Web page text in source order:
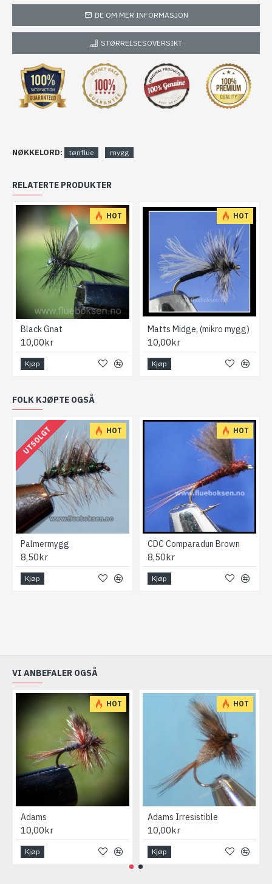
BE OM MER INFORMASJON
STØRRELSESOVERSIKT
NØKKELORD: tørrflue mygg
RELATERTE PRODUKTER
HOT
Black Gnat
10,00kr
Kjøp
HOT
Matts Midge, (mikro mygg)
10,00kr
Kjøp
FOLK KJØPTE OGSÅ
HOT
UTSOLGT
Palmermygg
8,50kr
Kjøp
HOT
CDC Comparadun Brown
8,50kr
Kjøp
VI ANBEFALER OGSÅ
HOT
Adams
10,00kr
Kjøp
HOT
Adams Irresistible
10,00kr
Kjøp